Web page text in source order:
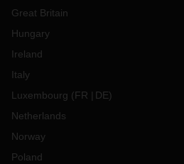
Great Britain
Hungary
Ireland
Italy
Luxembourg (FR DE)
Netherlands
Norway
Poland